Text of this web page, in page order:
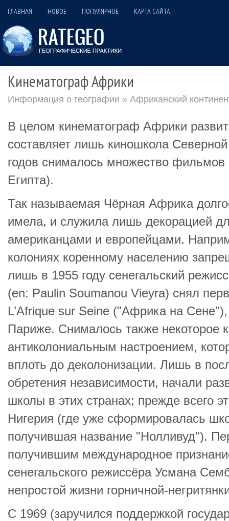
ГЛАВНАЯ НОВОЕ ПОПУЛЯРНОЕ КАРТА САЙТА
Кинематограф Африки
Информация о географии » Африканский
В целом кинематограф Африки
составляет лишь киношкола
годов снималось множество
Египта).
Так называемая Чёрная Африка
имела, и служила лишь декорацией
американцами и европейцами.
колониях коренному населению
лишь в 1955 году сенегальский
(en: Paulin Soumanou Vieyra) снял
L’Afrique sur Seine ("Африка на
Париже. Снималось также некоторое
антиколониальным настроением,
вплоть до деколонизации. Лишь в
обретения независимости, начали
школы в этих странах; прежде всего
Нигерия (где уже сформировалась
получившая название "Нолливуд").
получившим международное
сенегальского режиссёра Усмана
непростой жизни горничной-
С 1969 (заручился поддержкой